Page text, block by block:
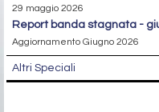
29 maggio 2026
report banda stagnata -
Aggiornamento Giugno 2026
Altri Speciali